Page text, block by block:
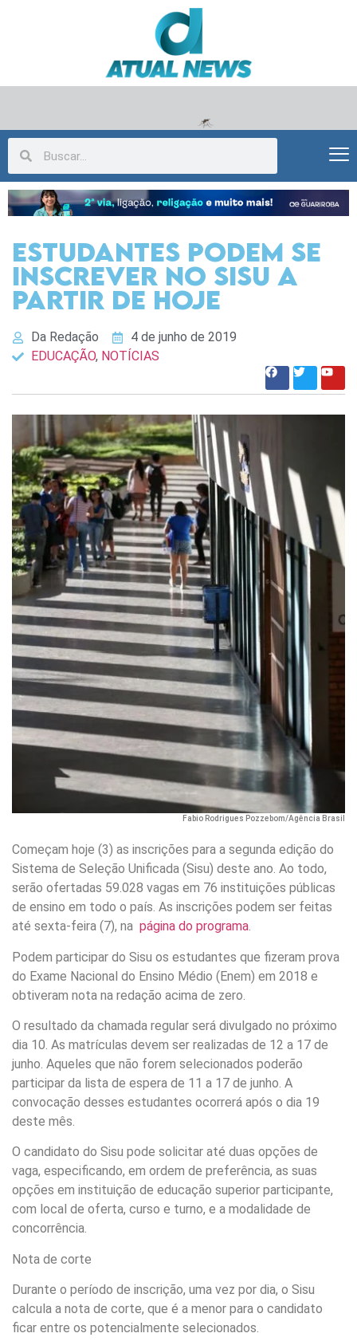
Estudantes podem se
inscrever no Sisu a
partir de hoje
Da Redação
4 de junho de 2019
EDUCAÇÃO, NOTÍCIAS
Fabio Rodrigues Pozzebom/Agência Brasil
Começam hoje (3) as inscrições para a segunda edição do
Sistema de Seleção Unificada (Sisu) deste ano. Ao todo,
serão ofertadas 59.028 vagas em 76 instituições públicas
de ensino em todo o país. As inscrições podem ser feitas
até sexta-feira (7), na página do programa.
Podem participar do Sisu os estudantes que fizeram prova
do Exame Nacional do Ensino Médio (Enem) em 2018 e
obtiveram nota na redação acima de zero.
O resultado da chamada regular será divulgado no próximo
dia 10. As matrículas devem ser realizadas de 12 a 17 de
junho. Aqueles que não forem selecionados poderão
participar da lista de espera de 11 a 17 de junho. A
convocação desses estudantes ocorrerá após o dia 19
deste mês.
O candidato do Sisu pode solicitar até duas opções de
vaga, especificando, em ordem de preferência, as suas
opções em instituição de educação superior participante,
com local de oferta, curso e turno, e a modalidade de
concorrência.
Nota de corte
Durante o período de inscrição, uma vez por dia, o Sisu
calcula a nota de corte, que é a menor para o candidato
ficar entre os potencialmente selecionados.